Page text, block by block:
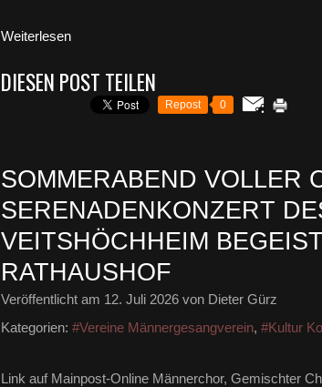
Weiterlesen
DIESEN POST TEILEN
Repost 0
SOMMERABEND VOLLER
SERENADENKONZERT
VEITSHÖCHHEIM
RATHAUSHOF
Veröffentlicht am 12. Juli 2026 von Dieter Gürz
Kategorien: #Vereine Männergesangverein, #Kultur
Link auf Mainpost-Online Männerchor, Gemischter